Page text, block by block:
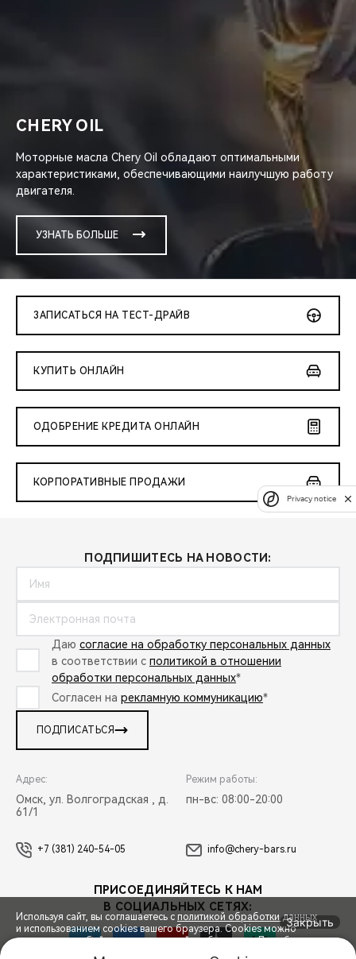
CHERY OIL
Моторные масла Chery Oil обладают оптимальными
характеристиками, обеспечивающими наилучшую работу
двигателя.
УЗНАТЬ БОЛЬШЕ
ЗАПИСАТЬСЯ НА ТЕСТ-ДРАЙВ
КУПИТЬ ОНЛАЙН
ОДОБРЕНИЕ КРЕДИТА ОНЛАЙН
КОРПОРАТИВНЫЕ ПРОДАЖИ
ПОДПИШИТЕСЬ НА НОВОСТИ:
Даю согласие на обработку персональных данных
в соответствии с политикой в отношении
обработки персональных данных*
Согласен на рекламную коммуникацию*
ПОДПИСАТЬСЯ
Адрес:
Омск, ул. Волгоградская , д.
61/1
Режим работы:
пн-вс: 08:00-20:00
+7 (381) 240-54-05 info@chery-bars.ru
ПРИСОЕДИНЯЙТЕСЬ К НАМ
В СОЦИАЛЬНЫХ СЕТЯХ:
Используя сайт, вы соглашаетесь с политикой обработки данных
и использованием cookies вашего браузера. Cookies можно
отключить в любой момент в настройках браузера. Для обеспечения
Закрыть
Privacy notice